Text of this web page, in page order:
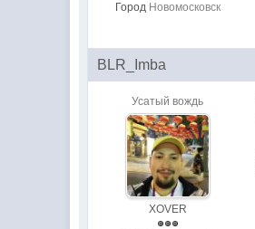
Город Новомосковск
BLR_Imba
Усатый вождь
XOVER